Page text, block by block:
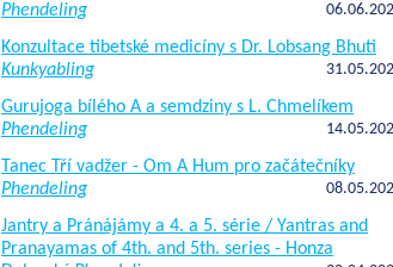
Phendeling
Konzultace tibetské medicíny s Dr. Lobsang Bhuti
Kunkyabling
Gurujoga bílého A a semdziny s L. Chmelíkem
Phendeling
Tanec Tří vadžer - Om A Hum pro začátečníky
Phendeling
Jantry a Pránájámy a 4. a 5. série / Yantras and
Pranayamas of 4th. and 5th. series - Honza